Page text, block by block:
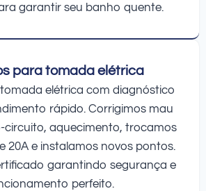
garantir seu banho quente.
para tomada elétrica
elétrica com diagnóstico
rápido. Corrigimos mau
aquecimento, trocamos
20A e instalamos novos pontos.
garantindo segurança e
perfeito.